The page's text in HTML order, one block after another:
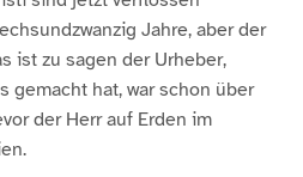
Jahre, aber der
ist zu sagen der Urheber,
gemacht hat, war schon über
der Herr auf Erden im